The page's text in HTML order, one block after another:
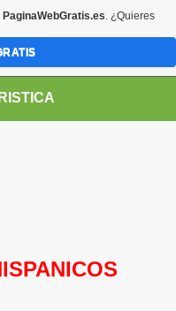
PaginaWebGratis.es. ¿Quieres